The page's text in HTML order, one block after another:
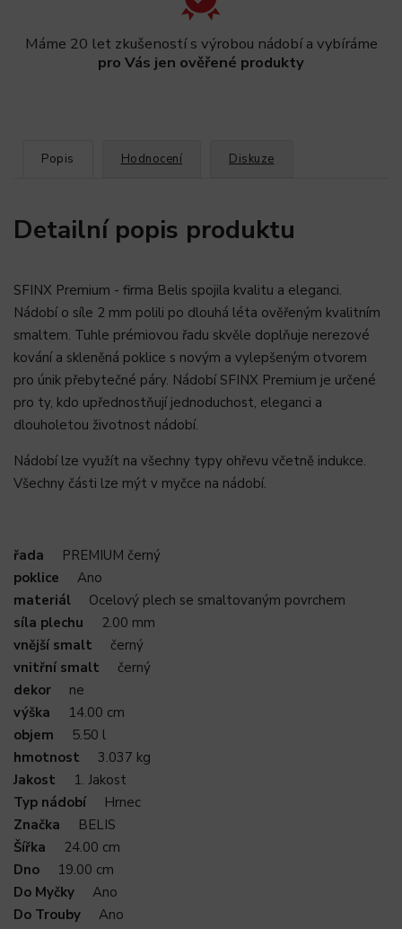
Máme 20 let zkušeností s výrobou nádobí a vybíráme
pro Vás jen ověřené produkty
Popis Hodnocení Diskuze
Detailní popis produktu
SFINX Premium - firma Belis spojila kvalitu a eleganci.
Nádobí o síle 2 mm polili po dlouhá léta ověřeným kvalitním
smaltem. Tuhle prémiovou řadu skvěle doplňuje nerezové
kování a skleněná poklice s novým a vylepšeným otvorem
pro únik přebytečné páry. Nádobí SFINX Premium je určené
pro ty, kdo upřednostňují jednoduchost, eleganci a
dlouholetou životnost nádobí.
Nádobí lze využít na všechny typy ohřevu včetně indukce.
Všechny části lze mýt v myčce na nádobí.
řada
PREMIUM černý
poklice
Ano
materiál
Ocelový plech se smaltovaným povrchem
síla plechu
2.00 mm
vnější smalt
černý
vnitřní smalt
černý
dekor
ne
výška
14.00 cm
objem
5.50 l
hmotnost
3.037 kg
Jakost
1. Jakost
Typ nádobí
Hrnec
Značka
BELIS
Šířka
24.00 cm
Dno
19.00 cm
Do Myčky
Ano
Do Trouby
Ano